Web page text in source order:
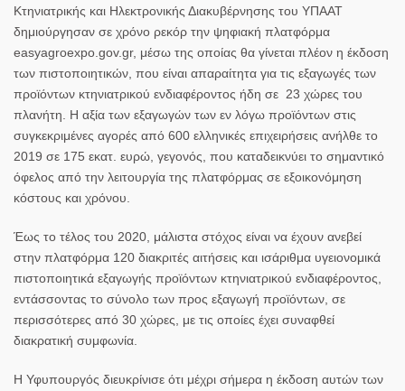
Κτηνιατρικής και Ηλεκτρονικής Διακυβέρνησης του ΥΠΑΑΤ
δημιούργησαν σε χρόνο ρεκόρ την ψηφιακή πλατφόρμα
easyagroexpo.gov.gr, μέσω της οποίας θα γίνεται πλέον η έκδοση
των πιστοποιητικών, που είναι απαραίτητα για τις εξαγωγές των
προϊόντων κτηνιατρικού ενδιαφέροντος ήδη σε 23 χώρες του
πλανήτη. Η αξία των εξαγωγών των εν λόγω προϊόντων στις
συγκεκριμένες αγορές από 600 ελληνικές επιχειρήσεις ανήλθε το
2019 σε 175 εκατ. ευρώ, γεγονός, που καταδεικνύει το σημαντικό
όφελος από την λειτουργία της πλατφόρμας σε εξοικονόμηση
κόστους και χρόνου.
Έως το τέλος του 2020, μάλιστα στόχος είναι να έχουν ανεβεί
στην πλατφόρμα 120 διακριτές αιτήσεις και ισάριθμα υγειονομικά
πιστοποιητικά εξαγωγής προϊόντων κτηνιατρικού ενδιαφέροντος,
εντάσσοντας το σύνολο των προς εξαγωγή προϊόντων, σε
περισσότερες από 30 χώρες, με τις οποίες έχει συναφθεί
διακρατική συμφωνία.
Η Υφυπουργός διευκρίνισε ότι μέχρι σήμερα η έκδοση αυτών των